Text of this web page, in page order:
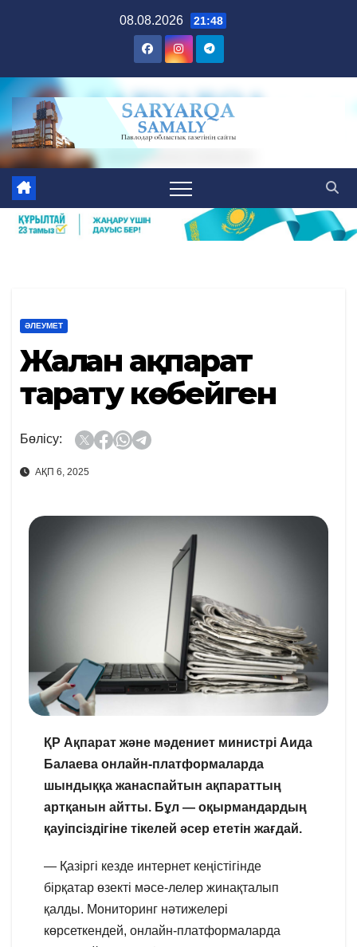
08.08.2026 21:48
ӘЛЕУМЕТ
Жалған ақпарат
тарату көбейген
Бөлісу:
АҚП 6, 2025
ҚР Ақпарат және мәдениет министрі Аида
Балаева онлайн-платформаларда
шындыққа жанаспайтын ақпараттың
артқанын айтты. Бұл — оқырмандардың
қауіпсіздігіне тікелей әсер ететін жағдай.
— Қазіргі кезде интернет кеңістігінде
бірқатар өзекті мәсе-лелер жинақталып
қалды. Мониторинг нәтижелері
көрсеткендей, онлайн-платформаларда